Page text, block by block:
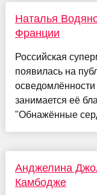
Наталья
Франции
Российская
появилась на
занимается её
"Обнажённые
Анджелина
Камбодже